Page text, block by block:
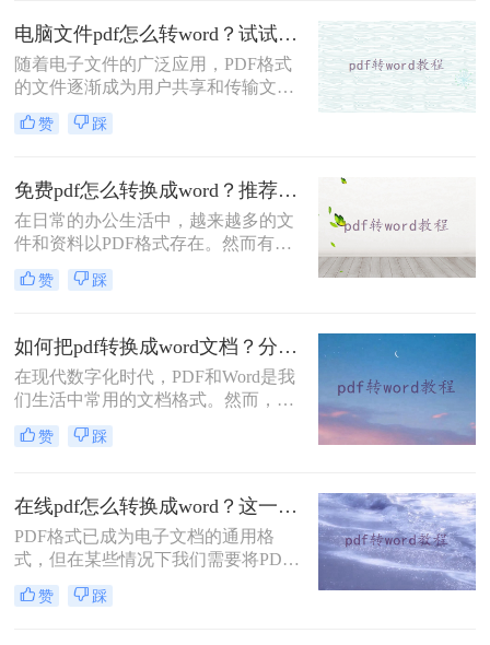
Word文档呢？下面一起看看吧。
电脑文件pdf怎么转word？试试下面的几种方法！
随着电子文件的广泛应用，PDF格式
的文件逐渐成为用户共享和传输文件
的首选。然而，有时候我们需要对
PDF文件进行编辑，PDF与Word格式
为大家详细介绍电脑文件pdf怎么转
word的方法。
赞 踩
免费pdf怎么转换成word？推荐这三种方法给你！
在日常的办公生活中，越来越多的文
件和资料以PDF格式存在。然而有时
我们需要对这些PDF文件进行修改、
编辑或重新利用其中的内容，而面对
Word的方法就很重要了。但是大家了
解哪些pdf转word技巧呢？下面就教大
家免费pdf怎么转换成word方法，快来
看看有没有适合你的吧！
赞 踩
如何把pdf转换成word文档？分享三种简单方法~
在现代数字化时代，PDF和Word是我
们生活中常用的文档格式。然而，有
时候我们需要将PDF转换成Word文
档，以方便编辑、更改或重复利用其
赞 踩
在线pdf怎么转换成word？这一种转换方法了解一下！
PDF格式已成为电子文档的通用格
式，但在某些情况下我们需要将PDF
转换成Word文档进行编辑和进一步处
理。本文将介绍一种常用的在线PDF
赞 踩